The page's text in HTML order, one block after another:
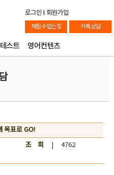
로그인 l 회원가입
체험수업신청 카톡상담
스트 영어컨텐츠
목표로 GO!
조 회
| 4762